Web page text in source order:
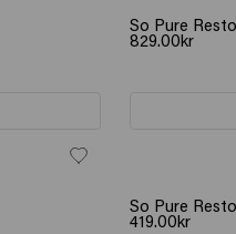
So Pure
829.00kr
So Pure
419.00kr